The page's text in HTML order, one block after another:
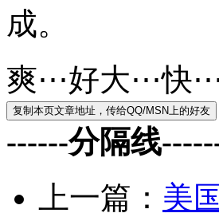
成。
爽⋯好大⋯快⋯
------分隔线
上一篇： 美